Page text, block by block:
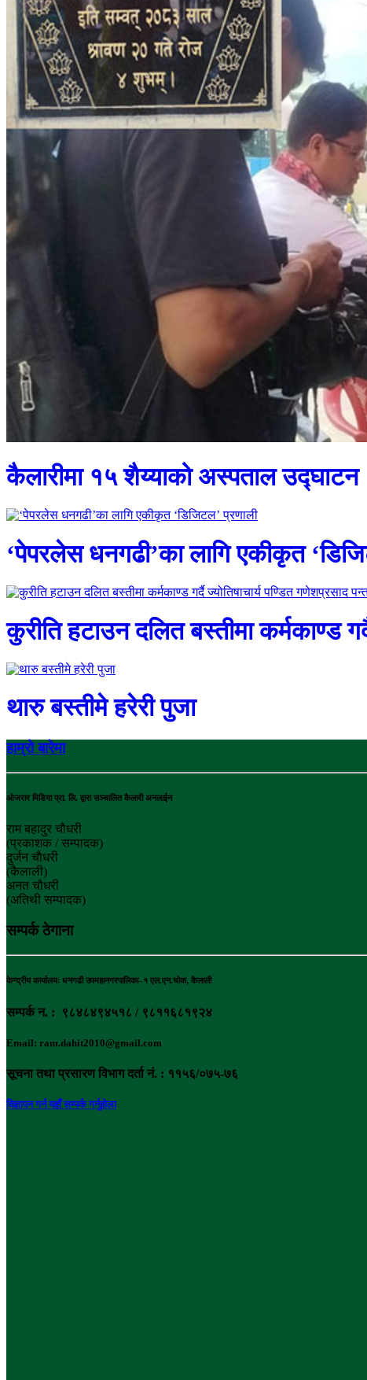
कैलारीमा १५ शैय्याको अस्पताल उद्घाटन
‘पेपरलेस धनगढी’का लागि एकीकृत
कुरीति हटाउन दलित बस्तीमा कर्मकाण्ड
थारु बस्तीमे हरेरी पुजा
हाम्रो बारेमा
ओजरार मिडिया प्रा. लि. द्वारा सञ्चालित कैलारी अनलाईन
राम बहादुर चाैधरी
(प्रकाशक / सम्पादक)
दुर्जन चाैधरी
(कैलाली)
अनत चौधरी
(अतिथी सम्पादक)
सम्पर्क ठेगाना
केन्द्रीय कार्यालयः धनगढी उपमहानगरपालिका–१ एल.एन.चोक, कैलाली
सम्पर्क न. : ९८४८४९४५१८ / ९८११६८१९२४
Email: ram.dahit2010@gmail.com
सूचना तथा प्रसारण विभाग दर्ता नं. : ११५६/०७५-७६
विज्ञापन गर्न यहाँ सम्पर्क गर्नुहोला